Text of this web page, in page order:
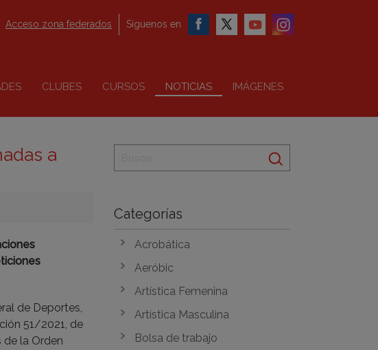
CLUBES CURSOS NOTICIAS IMÁGENES
Acceso zona federados Síguenos en
a
de Deportes,
51/2021, de
la Orden
Categorías
Acrobática
Aeróbic
Artística Femenina
Artística Masculina
Bolsa de trabajo